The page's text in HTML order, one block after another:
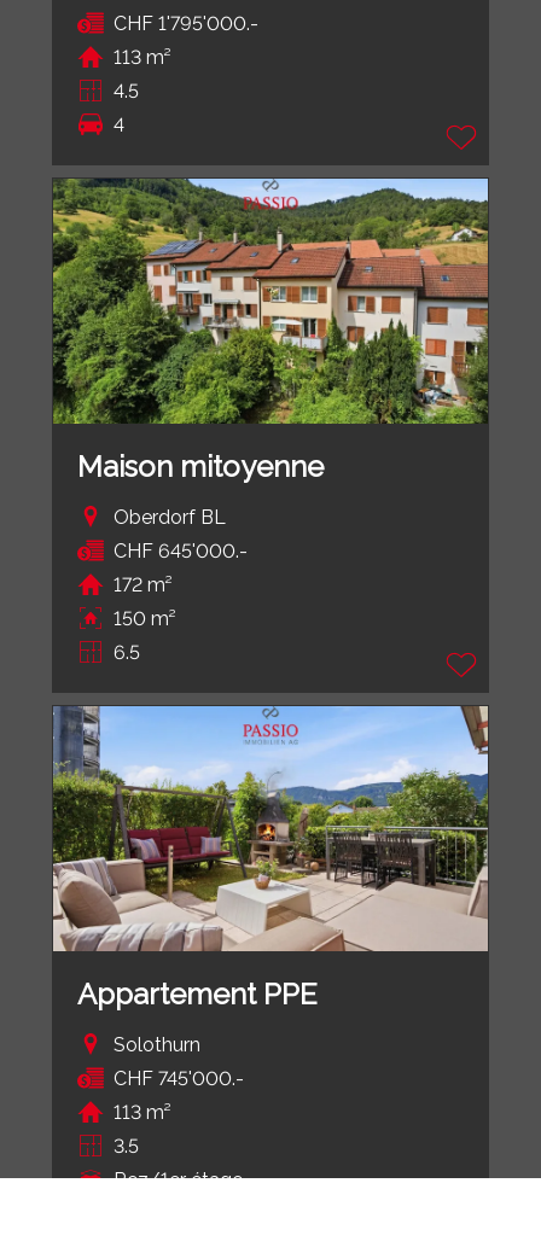
CHF 1'795'000.-
113 m²
4.5
4
Maison mitoyenne
Oberdorf BL
CHF 645'000.-
172 m²
150 m²
6.5
Appartement PPE
Solothurn
CHF 745'000.-
113 m²
3.5
Rez/1er étage